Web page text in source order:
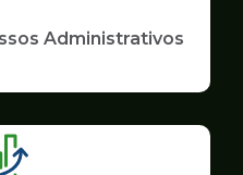
Administrativos